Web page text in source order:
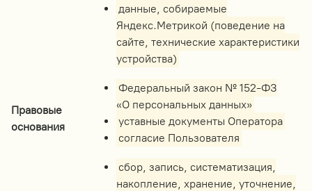
данные, собираемые
Яндекс.Метрикой (поведение на
сайте, технические характеристики
устройства)
Правовые
основания
Федеральный закон № 152-ФЗ
«О персональных данных»
уставные документы Оператора
согласие Пользователя
сбор, запись, систематизация,
накопление, хранение, уточнение,